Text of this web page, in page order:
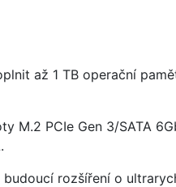
až 1 TB operační
M.2 PCIe Gen 3/SATA
rozšíření o